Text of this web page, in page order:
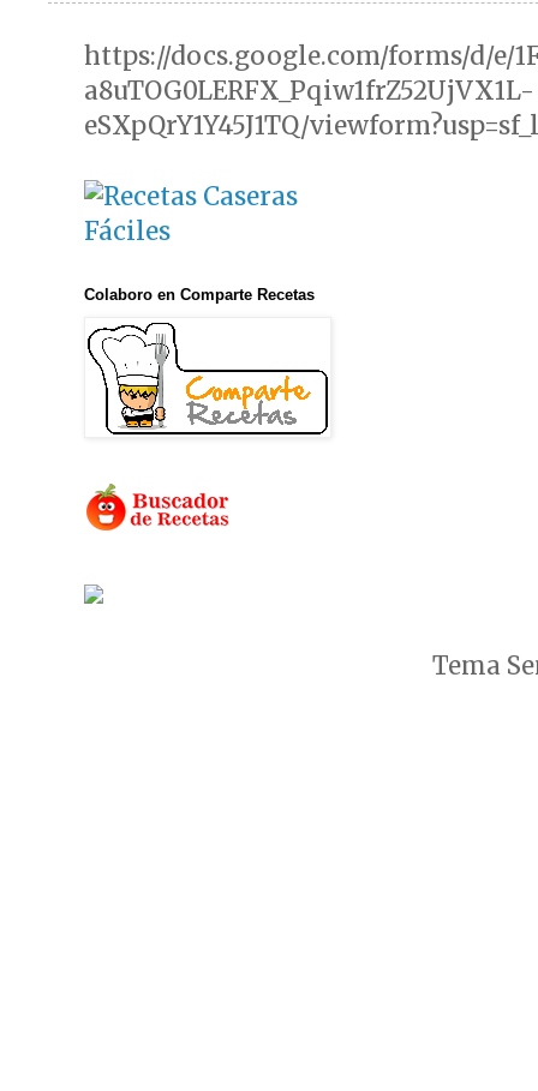
https://docs.google.com/forms/d/e/
a8uTOG0LERFX_Pqiw1frZ52UjVX1L-
eSXpQrY1Y45J1TQ/
Colaboro en Comparte Recetas
Tema